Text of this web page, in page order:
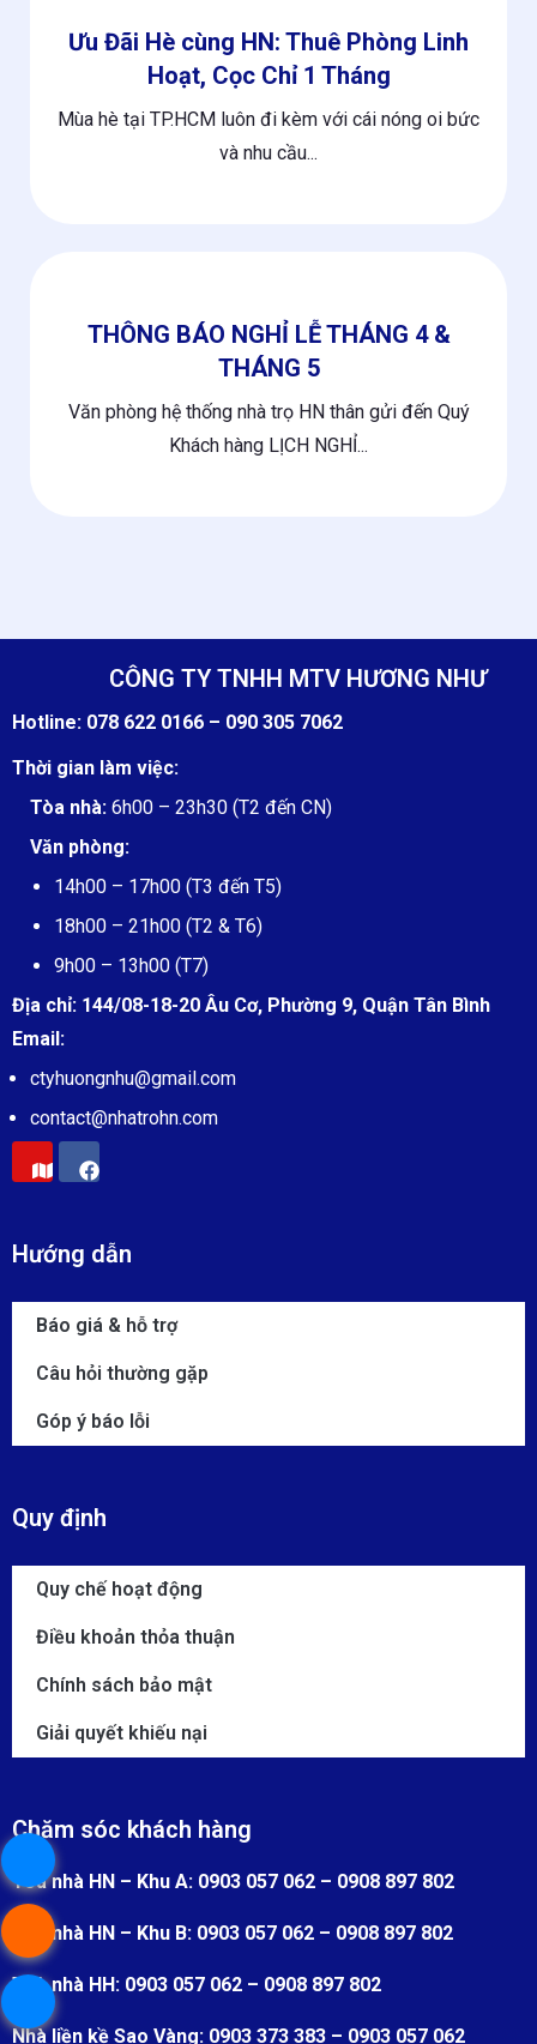
Ưu Đãi Hè cùng HN: Thuê Phòng Linh
Hoạt, Cọc Chỉ 1 Tháng
Mùa hè tại TP.HCM luôn đi kèm với cái nóng oi bức
và nhu cầu...
THÔNG BÁO NGHỈ LỄ THÁNG 4 &
THÁNG 5
Văn phòng hệ thống nhà trọ HN thân gửi đến Quý
Khách hàng LỊCH NGHỈ...
CÔNG TY TNHH MTV HƯƠNG NHƯ
Hotline: 078 622 0166 – 090 305 7062
Thời gian làm việc:
Tòa nhà: 6h00 – 23h30 (T2 đến CN)
Văn phòng:
14h00 – 17h00 (T3 đến T5)
18h00 – 21h00 (T2 & T6)
9h00 – 13h00 (T7)
Địa chỉ: 144/08-18-20 Âu Cơ, Phường 9, Quận Tân Bình
Email:
ctyhuongnhu@gmail.com
contact@nhatrohn.com
Hướng dẫn
Báo giá & hỗ trợ
Câu hỏi thường gặp
Góp ý báo lỗi
Quy định
Quy chế hoạt động
Điều khoản thỏa thuận
Chính sách bảo mật
Giải quyết khiếu nại
Chăm sóc khách hàng
Toà nhà HN – Khu A: 0903 057 062 – 0908 897 802
Toà nhà HN – Khu B: 0903 057 062 – 0908 897 802
Toà nhà HH: 0903 057 062 – 0908 897 802
Nhà liền kề Sao Vàng: 0903 373 383 – 0903 057 062